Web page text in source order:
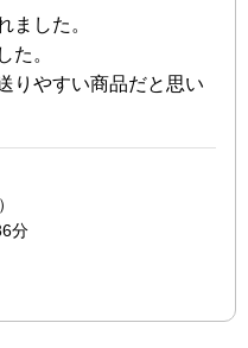
ました。
た。
りやすい商品だと思い
分